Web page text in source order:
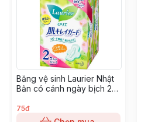
Băng vệ sinh Laurier Nhật
Bản có cánh ngày bịch 22
75đ